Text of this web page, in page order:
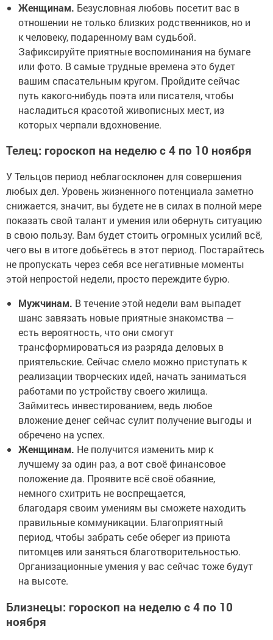
Женщинам. Безусловная любовь посетит вас в
отношении не только близких родственников, но и
к человеку, подаренному вам судьбой.
Зафиксируйте приятные воспоминания на бумаге
или фото. В самые трудные времена это будет
вашим спасательным кругом. Пройдите сейчас
путь какого-нибудь поэта или писателя, чтобы
насладиться красотой живописных мест, из
которых черпали вдохновение.
Телец: гороскоп на неделю с 4 по 10 ноября
У Тельцов период неблагосклонен для совершения
любых дел. Уровень жизненного потенциала заметно
снижается, значит, вы будете не в силах в полной мере
показать свой талант и умения или обернуть ситуацию
в свою пользу. Вам будет стоить огромных усилий всё,
чего вы в итоге добьётесь в этот период. Постарайтесь
не пропускать через себя все негативные моменты
этой непростой недели, просто переждите бурю.
Мужчинам. В течение этой недели вам выпадет
шанс завязать новые приятные знакомства —
есть вероятность, что они смогут
трансформироваться из разряда деловых в
приятельские. Сейчас смело можно приступать к
реализации творческих идей, начать заниматься
работами по устройству своего жилища.
Займитесь инвестированием, ведь любое
вложение денег сейчас сулит получение выгоды и
обречено на успех.
Женщинам. Не получится изменить мир к
лучшему за один раз, а вот своё финансовое
положение да. Проявите всё своё обаяние,
немного схитрить не воспрещается,
благодаря своим умениям вы сможете находить
правильные коммуникации. Благоприятный
период, чтобы забрать себе оберег из приюта
питомцев или заняться благотворительностью.
Организационные умения у вас сейчас тоже будут
на высоте.
Близнецы: гороскоп на неделю с 4 по 10
ноября